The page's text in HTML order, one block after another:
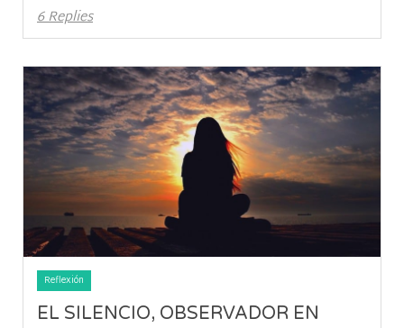
6 Replies
Reflexión
EL SILENCIO, OBSERVADOR EN